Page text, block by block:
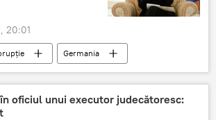
20:01
Germania
discuții
februarie
oficiul unui executor judecătoresc: